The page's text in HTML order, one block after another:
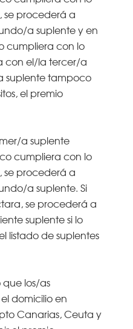
procederá a
a suplente y en
cumpliera con lo
con el/la tercer/a
suplente tampoco
el premio
a suplente
cumpliera con lo
procederá a
a suplente. Si
se procederá a
suplente si lo
listado de suplentes
los/as
domicilio en
Canarias, Ceuta y